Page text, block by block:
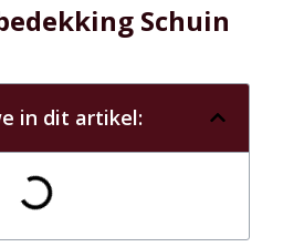
Schuin
in dit artikel: